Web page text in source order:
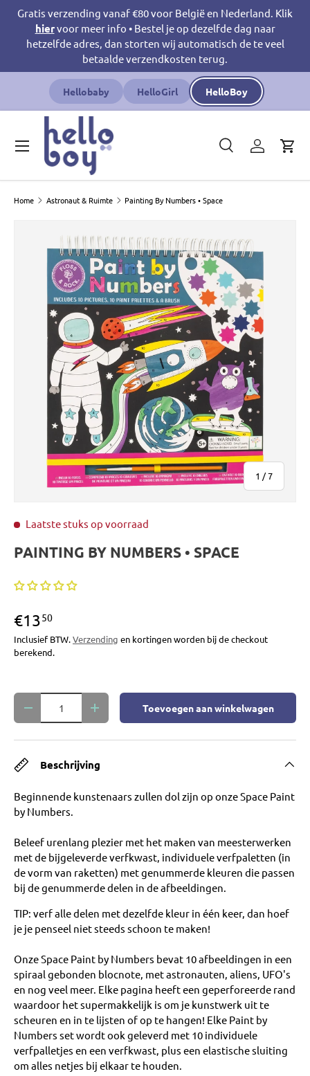
Ga naar inhoud
Gratis verzending vanaf €80 voor België en Nederland. Klik
hiervoor meer info • Bestel je op dezelfde dag naar
hetzelfde adres, dan storten wij automatisch de te veel
betaalde verzendkosten terug.
Hellobaby HelloGirl HelloBoy
Zoeken
Productsoort
ZoekenInloggen
Home Astronaut & Ruimte Painting By Numbers • Space
1 /van
7
Laatste stuks op voorraad
PAINTING BY NUMBERS • SPACE
€1350
Inclusief BTW.Verzending en kortingen worden bij de checkout
berekend.
Aantal
Verlaag de hoeveelheidVerhoog de hoeveelheid
Toevoegen aan winkelwagen
Beschrijving
Beginnende kunstenaars zullen dol zijn op onze Space Paint
by Numbers.
Beleef urenlang plezier met het maken van meesterwerken
met de bijgeleverde verfkwast, individuele verfpaletten (in
de vorm van raketten) met genummerde kleuren die passen
bij de genummerde delen in de afbeeldingen.
TIP: verf alle delen met dezelfde kleur in één keer, dan hoef
je je penseel niet steeds schoon te maken!
Onze Space Paint by Numbers bevat 10 afbeeldingen in een
spiraal gebonden blocnote, met astronauten, aliens, UFO's
en nog veel meer. Elke pagina heeft een geperforeerde rand
waardoor het supermakkelijk is om je kunstwerk uit te
scheuren en in te lijsten of op te hangen! Elke Paint by
Numbers set wordt ook geleverd met 10 individuele
verfpalletjes en een verfkwast, plus een elastische sluiting
om alles netjes bij elkaar te houden.